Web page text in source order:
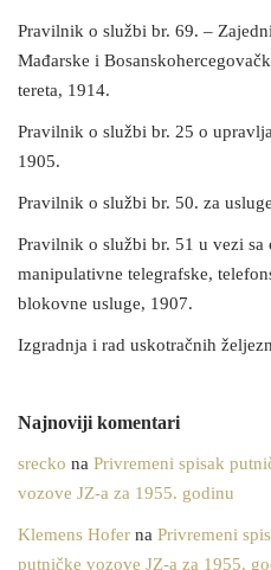
Pravilnik o službi br. 69. –
Mađarske i
tereta, 1914.
Pravilnik o službi br. 25 o
1905.
Pravilnik o službi br. 50. za
Pravilnik o službi br. 51 u vezi sa
manipulativne telegrafske,
blokovne usluge, 1907.
Izgradnja i rad uskotračnih
Najnoviji komentari
srecko na Privremeni spisak
vozove JZ-a za 1955. godinu
Klemens Hofer na Privremeni
putničke vozove JZ-a za 1955.